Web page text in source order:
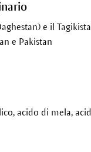
e il
e Pakistan
acido di mela,